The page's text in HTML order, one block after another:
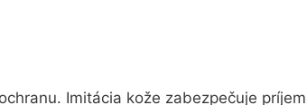
Imitácia kože zabezpečuje